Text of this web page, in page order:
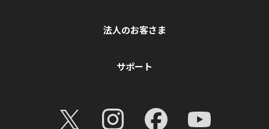
法人のお客さま
サポート